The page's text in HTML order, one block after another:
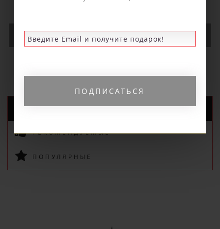
880 р.
В КОРЗИНУ
НОВЫЕ ПОСТУПЛЕНИЯ
РЕКОМЕНДУЕМЫЕ
ПОПУЛЯРНЫЕ